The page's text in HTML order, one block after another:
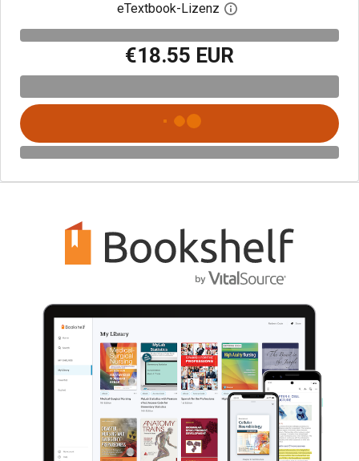
eTextbook-Lizenz Digitalen
€18.55 EUR